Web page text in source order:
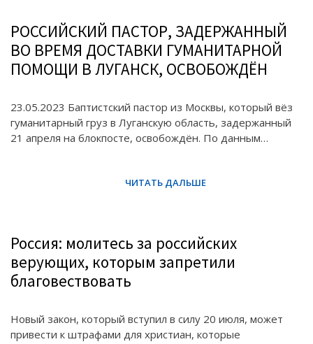
РОССИЙСКИЙ ПАСТОР, ЗАДЕРЖАННЫЙ
ВО ВРЕМЯ ДОСТАВКИ ГУМАНИТАРНОЙ
ПОМОЩИ В ЛУГАНСК, ОСВОБОЖДЁН
23.05.2023 Баптистский пастор из Москвы, который вёз
гуманитарный груз в Луганскую область, задержанный
21 апреля на блокпосте, освобождён. По данным…
Россия: молитесь за российских
верующих, которым запретили
благовествовать
Новый закон, который вступил в силу 20 июля, может
привести к штрафами для христиан, которые